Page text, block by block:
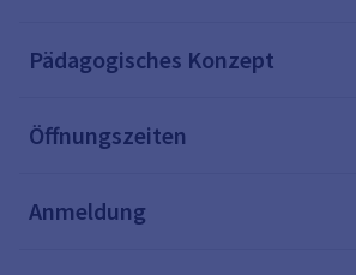
Pädagogisches Konzept
Öffnungszeiten
Anmeldung